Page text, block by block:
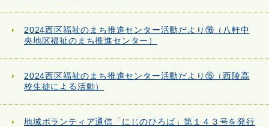
2024西区福祉のまち推進センター活動だより⑯（八軒中
央地区福祉のまち推進センター）
2024西区福祉のまち推進センター活動だより⑮（西陵高
校生徒による活動）
地域ボランティア通信「にじのひろば」第１４３号を発行